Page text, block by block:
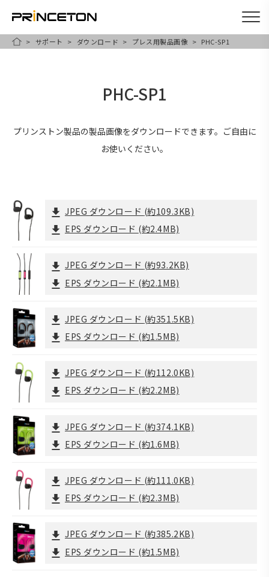
HOME
サポート ダウンロード プレス用製品画像 PHC-SP1
PHC-SP1
プリンストン製品の製品画像をダウンロードできます。ご自由に
お使いください。
JPEG ダウンロード (約109.3KB)
EPS ダウンロード (約2.4MB)
JPEG ダウンロード (約93.2KB)
EPS ダウンロード (約2.1MB)
JPEG ダウンロード (約351.5KB)
EPS ダウンロード (約1.5MB)
JPEG ダウンロード (約112.0KB)
EPS ダウンロード (約2.2MB)
JPEG ダウンロード (約374.1KB)
EPS ダウンロード (約1.6MB)
JPEG ダウンロード (約111.0KB)
EPS ダウンロード (約2.3MB)
JPEG ダウンロード (約385.2KB)
EPS ダウンロード (約1.5MB)